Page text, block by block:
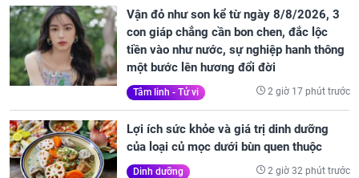
Vận đỏ như son kể từ ngày 8/8/2026, 3
con giáp chẳng cần bon chen, đắc lộc
tiền vào như nước, sự nghiệp hanh thông
một bước lên hương đổi đời
Tâm linh - Tử vi 2 giờ 17 phút trước
Lợi ích sức khỏe và giá trị dinh dưỡng
của loại củ mọc dưới bùn quen thuộc
Dinh dưỡng 2 giờ 32 phút trước